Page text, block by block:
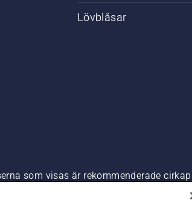
Lövblåsar
som visas är rekommenderade